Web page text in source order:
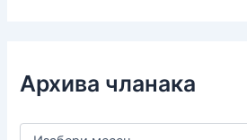
Архива чланака
А